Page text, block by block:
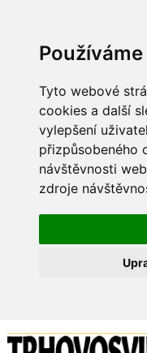
Tyto webové
cookies a další
vylepšení
přizpůsobeného
návštěvnosti
zdroje